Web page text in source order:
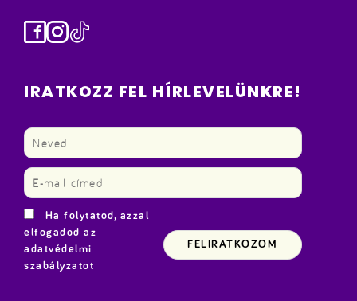
Facebook
Instagram
TikTok
IRATKOZZ FEL HÍRLEVELÜNKRE!
Ha folytatod, azzal
elfogadod az
adatvédelmi
szabályzatot